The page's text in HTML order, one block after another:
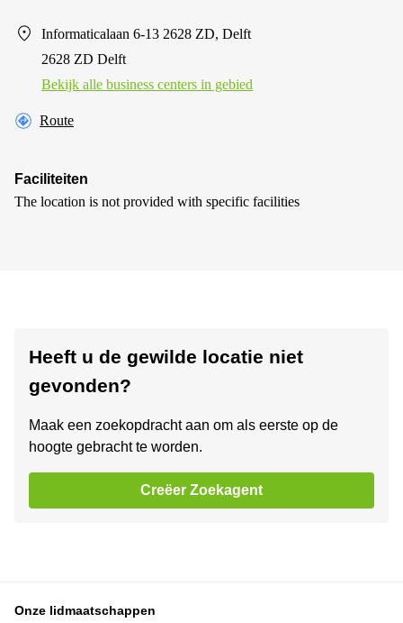
Informaticalaan 6-13 2628 ZD, Delft
2628 ZD Delft
Bekijk alle business centers in gebied
Route
Faciliteiten
The location is not provided with specific facilities
Heeft u de gewilde locatie niet
gevonden?
Maak een zoekopdracht aan om als eerste op de
hoogte gebracht te worden.
Creëer Zoekagent
Onze lidmaatschappen